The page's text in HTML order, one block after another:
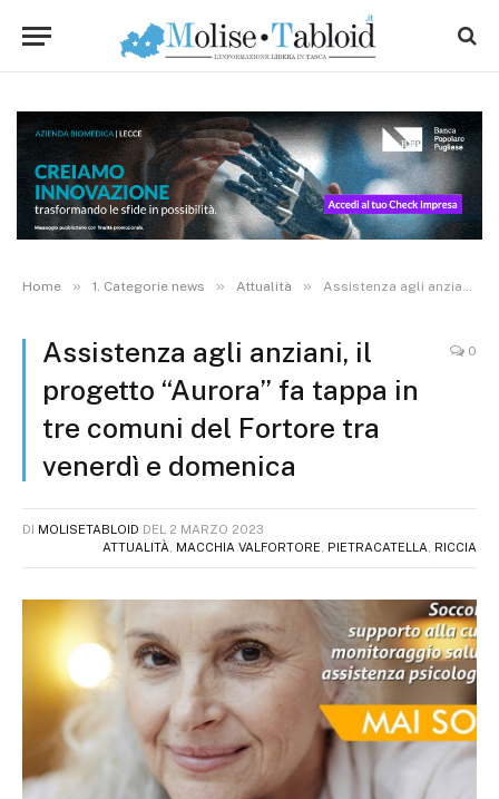
Home » 1. Categorie news » Attualità » Assistenza agli anziani, il progetto “Aurora” fa tappa in tre comuni del Fortore tra venerdì e domenica
Assistenza agli anziani, il
progetto “Aurora” fa tappa in
tre comuni del Fortore tra
venerdì e domenica
0
DI MOLISETABLOID DEL 2 MARZO 2023
ATTUALITÀ
MACCHIA VALFORTORE PIETRACATELLA RICCIA